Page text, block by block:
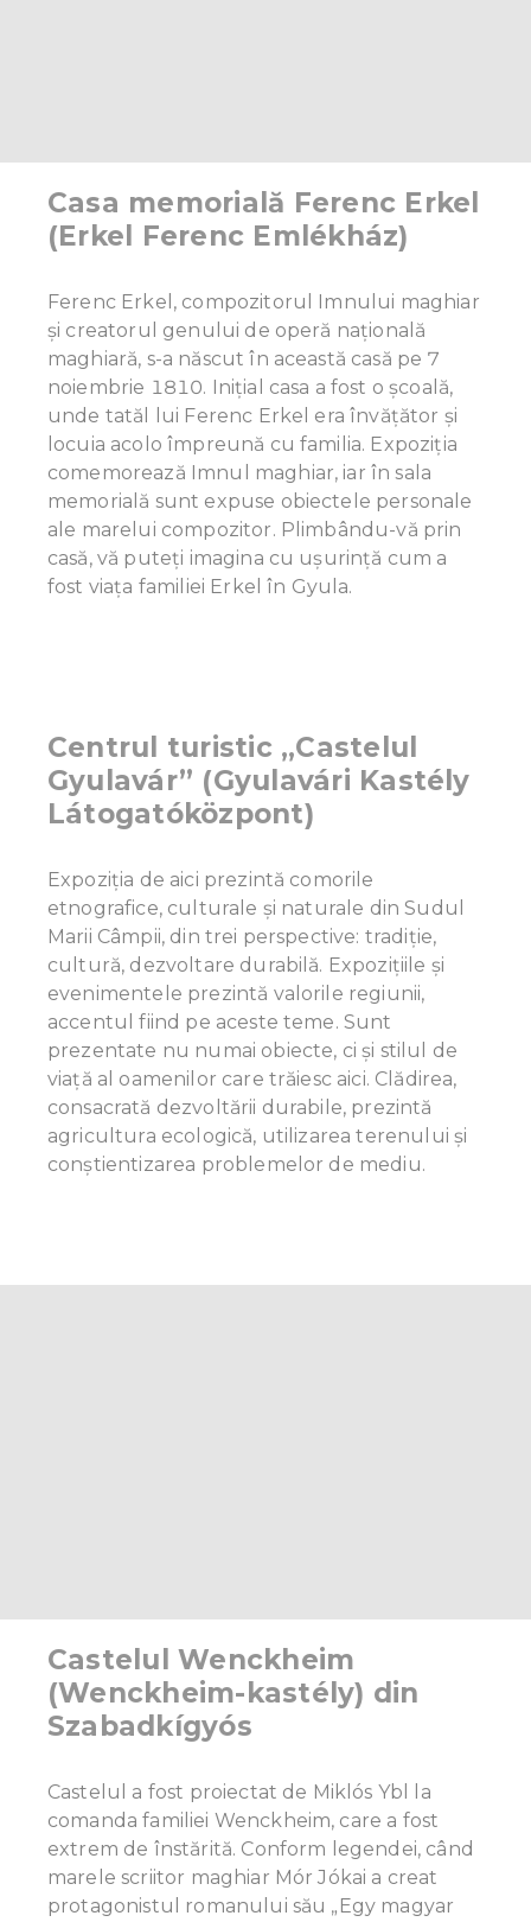
Casa memorială Ferenc Erkel
(Erkel Ferenc Emlékház)
Ferenc Erkel, compozitorul Imnului maghiar
și creatorul genului de operă națională
maghiară, s-a născut în această casă pe 7
noiembrie 1810. Inițial casa a fost o școală,
unde tatăl lui Ferenc Erkel era învățător și
locuia acolo împreună cu familia. Expoziția
comemorează Imnul maghiar, iar în sala
memorială sunt expuse obiectele personale
ale marelui compozitor. Plimbându-vă prin
casă, vă puteți imagina cu ușurință cum a
fost viața familiei Erkel în Gyula.
Centrul turistic „Castelul
Gyulavár” (Gyulavári Kastély
Látogatóközpont)
Expoziția de aici prezintă comorile
etnografice, culturale și naturale din Sudul
Marii Câmpii, din trei perspective: tradiție,
cultură, dezvoltare durabilă. Expozițiile și
evenimentele prezintă valorile regiunii,
accentul fiind pe aceste teme. Sunt
prezentate nu numai obiecte, ci și stilul de
viață al oamenilor care trăiesc aici. Clădirea,
consacrată dezvoltării durabile, prezintă
agricultura ecologică, utilizarea terenului și
conștientizarea problemelor de mediu.
Castelul Wenckheim
(Wenckheim-kastély) din
Szabadkígyós
Castelul a fost proiectat de Miklós Ybl la
comanda familiei Wenckheim, care a fost
extrem de înstărită. Conform legendei, când
marele scriitor maghiar Mór Jókai a creat
protagonistul romanului său „Egy magyar